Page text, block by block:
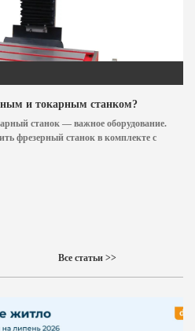
и токарным станком?
станок — важное оборудование.
фрезерный станок в комплекте с
Все статьи >>